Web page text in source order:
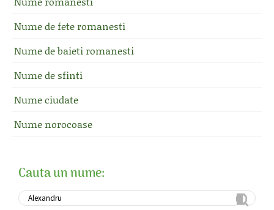
Nume de fete romanesti
Nume de baieti romanesti
Nume de sfinti
Nume ciudate
Nume norocoase
Cauta un nume: